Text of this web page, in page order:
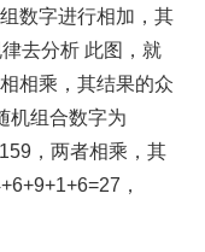
数字进行相加，其
去分析 此图，就
相乘，其结果的众
机组合数字为
，两者相乘，其
，